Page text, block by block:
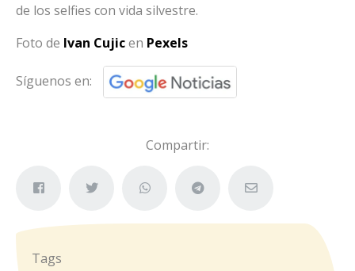
de los selfies con vida silvestre.
Foto de Ivan Cujicen Pexels
Síguenos en:
Compartir:
Tags